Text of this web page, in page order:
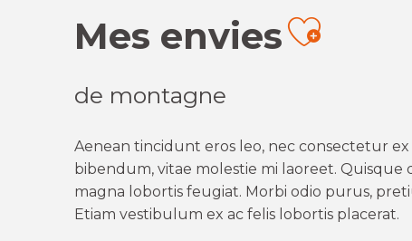
Mes envies
de montagne
Aenean tincidunt eros leo, nec consectetur
bibendum, vitae molestie mi laoreet. Quisque
magna lobortis feugiat. Morbi odio purus,
Etiam vestibulum ex ac felis lobortis placerat.